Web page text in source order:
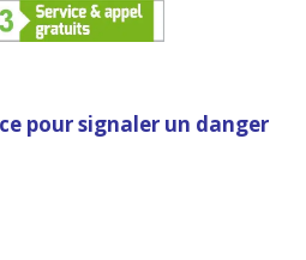
pour signaler un danger